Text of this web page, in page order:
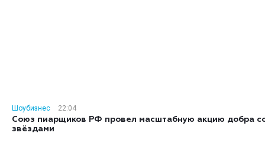
Шоубизнес
22:04
Союз пиарщиков РФ провел масштабную акцию добра
звёздами